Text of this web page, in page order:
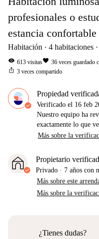
profesionales o
estancia
Habitación 4 habitaciones
visibility 613 visitasfavorite 36 veces guardado
ios_share 3 veces compartido
Propiedad
Verificado el 16 feb
Nuestro equipo ha
exactamente lo que
Más sobre la
Propietario
Privado · 7 años con
Más sobre este
Más sobre la
¿Tienes dudas?